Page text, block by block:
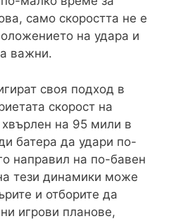
само скоростта не е
на удара и
важни.
своя подход в
скорост на
на 95 мили в
батера да удари по-
направил на по-бавен
тези динамики може
и отборите да
игрови планове,